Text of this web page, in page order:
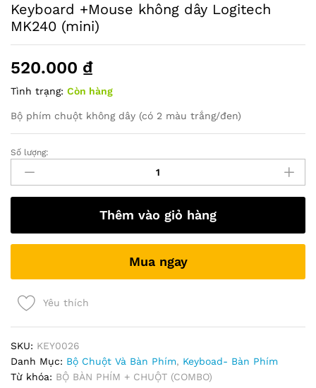
Keyboard +Mouse không dây Logitech
MK240 (mini)
520.000 ₫
Tình trạng: Còn hàng
Bộ phím chuột không dây (có 2 màu trắng/đen)
Keyboard
+Mouse
không
dây
MK240
(mini)
Số lượng:
Thêm vào giỏ hàng
Mua ngay
Yêu thích
SKU: KEY0026
Danh Mục: Bộ Chuột Và Bàn Phím, Keyboad- Bàn Phím
Từ khóa: BỘ BÀN PHÍM + CHUỘT (COMBO)